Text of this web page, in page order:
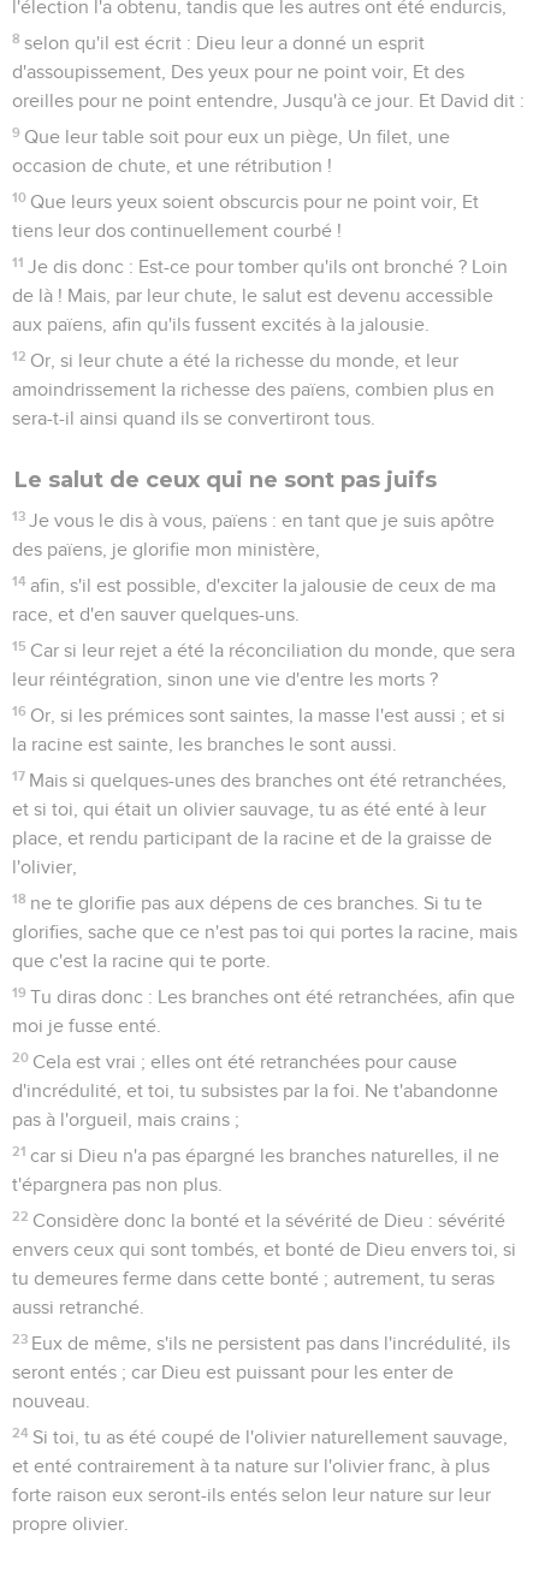
zèle ; que celui qui pratique la miséricorde le fasse avec joie.
Que la charité soit sans hypocrisie. Ayez le mal en horreur ;
attachez-vous fortement au bien.
10
Par amour fraternel, soyez pleins d'affection les uns pour
les autres ; par honneur, usez de prévenances réciproques.
11 Ayez du zèle, et non de la paresse. Soyez fervents d'esprit.
Servez le Seigneur.
12
Réjouissez-vous en espérance. Soyez patients dans
l'affliction. Persévérez dans la prière.
13 Pourvoyez aux besoins des saints. Exercez l'hospitalité.
14 Bénissez ceux qui vous persécutent, bénissez et ne
maudissez pas.
15 Réjouissez-vous avec ceux qui se réjouissent ; pleurez
16 Ayez les mêmes sentiments les uns envers les autres.
N'aspirez pas à ce qui est élevé, mais laissez-vous attirer par
ce qui est humble. Ne soyez point sages à vos propres yeux.
17 Ne rendez à personne le mal pour le mal. Recherchez ce
qui est bien devant tous les hommes.
18 S'il est possible, autant que cela dépend de vous, soyez
en paix avec tous les hommes.
19 Ne vous vengez point vous-mêmes, bien-aimés, mais
laissez agir la colère ; car il est écrit : A moi la vengeance, à
moi la rétribution, dit le Seigneur.
20 Mais si ton ennemi a faim, donne-lui à manger ; s'il a soif,
donne-lui à boire ; car en agissant ainsi, ce sont des
charbons ardents que tu amasseras sur sa tête.
21 Ne te laisse pas vaincre par le mal, mais surmonte le mal
par le bien.
Seuls les Évangiles sont disponibles en vidéo pour le moment.
L'obéissance aux autorités de l'État
1 Que toute personne soit soumise aux autorités
supérieures ; car il n'y a point d'autorité qui ne vienne de
Dieu, et les autorités qui existent ont été instituées de Dieu.
2
C'est pourquoi celui qui s'oppose à l'autorité résiste à
l'ordre que Dieu a établi, et ceux qui résistent attireront une
condamnation sur eux-mêmes.
Ce n'est pas pour une bonne action, c'est pour une
mauvaise, que les magistrats sont à redouter. Veux-tu ne pas
craindre l'autorité ? Fais-le bien, et tu auras son approbation.
Le magistrat est serviteur de Dieu pour ton bien. Mais si tu
fais le mal, crains ; car ce n'est pas en vain qu'il porte l'épée,
étant serviteur de Dieu pour exercer la vengeance et punir